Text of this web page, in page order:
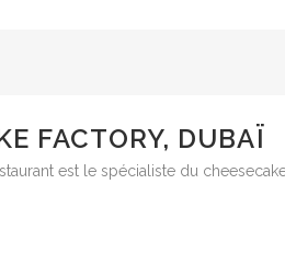
FACTORY, DUBAÏ
est le spécialiste du